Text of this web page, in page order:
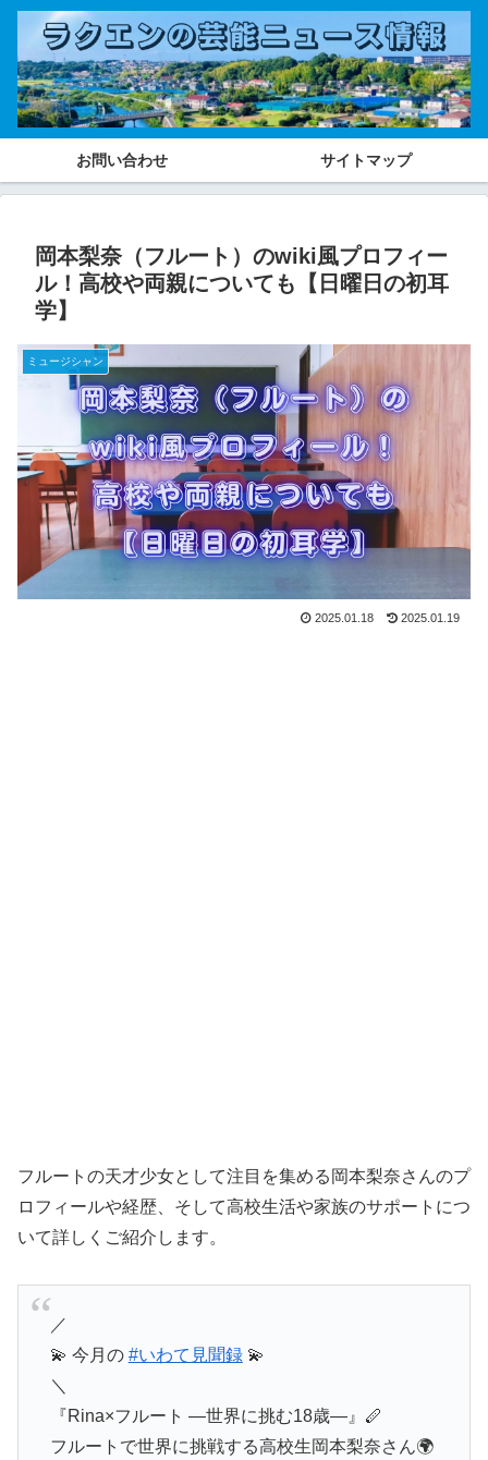
お問い合わせ サイトマップ
岡本梨奈（フルート）のwiki風プロフィー
ル！高校や両親についても【日曜日の初耳
学】
ミュージシャン
2025.01.18 2025.01.19
フルートの天才少女として注目を集める岡本梨奈さんのプ
ロフィールや経歴、そして高校生活や家族のサポートにつ
いて詳しくご紹介します。
／
💫 今月の #いわて見聞録💫
＼
『Rina×フルート ―世界に挑む18歳―』🪈
フルートで世界に挑戦する高校生岡本梨奈さん🌍️